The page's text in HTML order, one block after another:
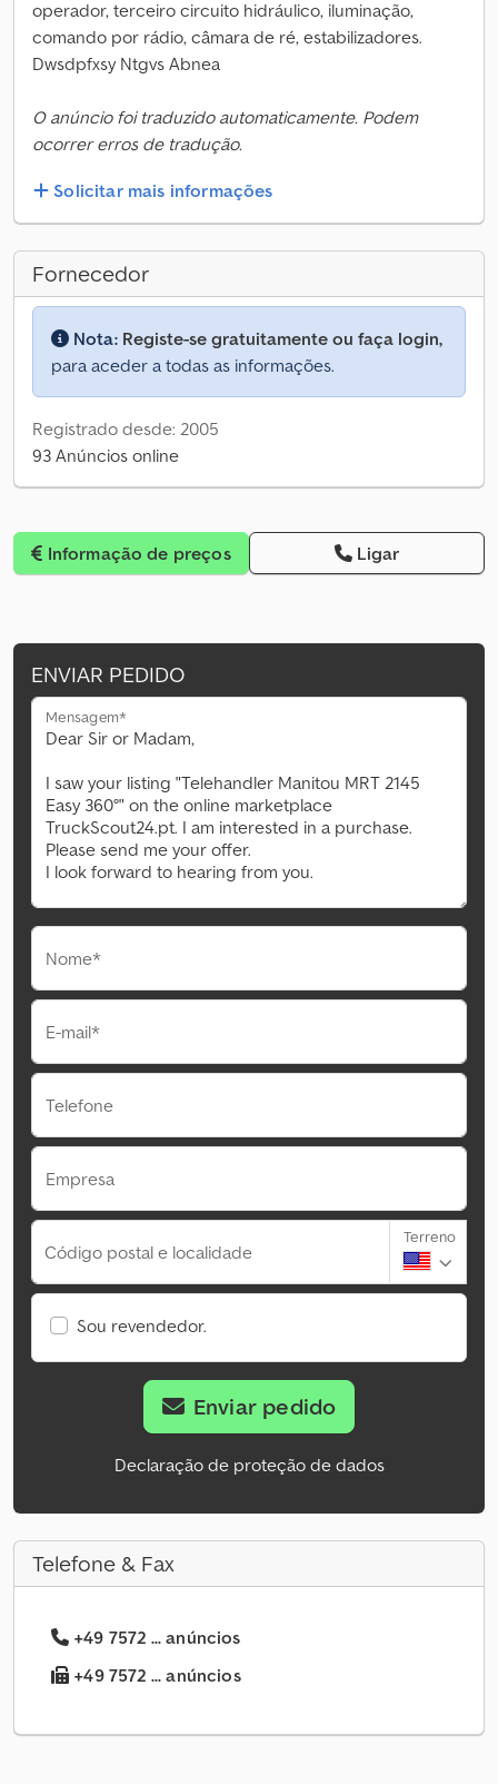
operador, terceiro circuito hidráulico, iluminação,
comando por rádio, câmara de ré, estabilizadores.
Dwsdpfxsy Ntgvs Abnea
O anúncio foi traduzido automaticamente. Podem
ocorrer erros de tradução.
Solicitar mais informações
Fornecedor
Nota: Registe-se gratuitamente ou faça login,
para aceder a todas as informações.
Registrado desde: 2005
93 Anúncios online
Informação de preços Ligar
ENVIAR PEDIDO
Mensagem*
Nome*
E-mail*
Telefone
Empresa
Código postal e localidade
Terreno
Sou revendedor.
Enviar pedido
Declaração de proteção de dados
Telefone & Fax
+49 7572 ... anúncios
+49 7572 ... anúncios